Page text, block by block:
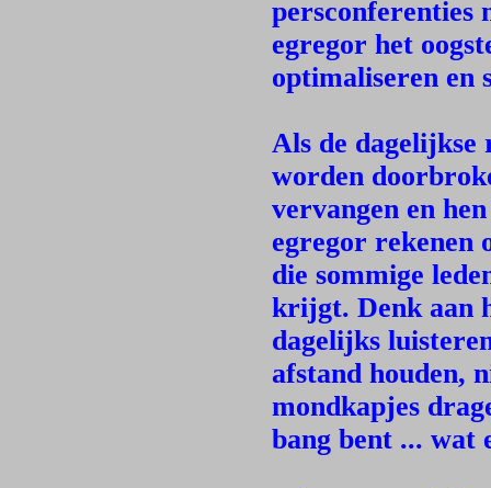
persconferenties
egregor het
optimaliseren en
Als de dagelijkse
worden
vervangen en
egregor rekenen
die sommige
krijgt. Denk aan
dagelijks
afstand houden,
mondkapjes
bang bent ... wat